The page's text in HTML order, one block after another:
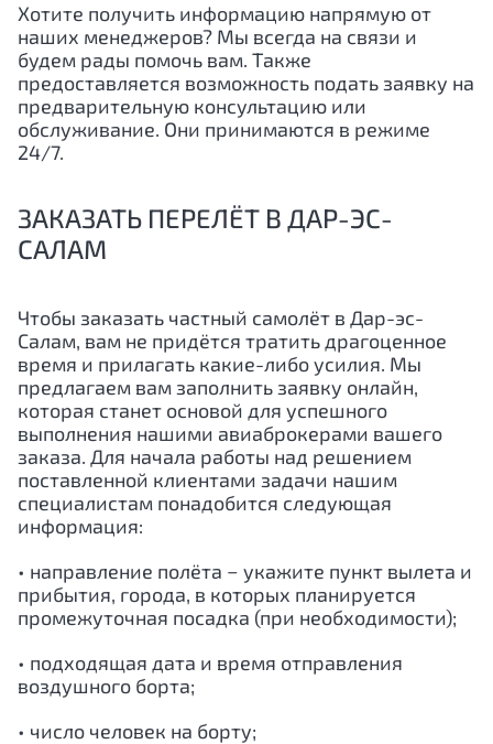
Хотите получить информацию напрямую от
наших менеджеров? Мы всегда на связи и
будем рады помочь вам. Также
предоставляется возможность подать заявку на
предварительную консультацию или
обслуживание. Они принимаются в режиме
24/7.
ЗАКАЗАТЬ ПЕРЕЛЁТ В ДАР-ЭС-
САЛАМ
Чтобы заказать частный самолёт в Дар-эс-
Салам, вам не придётся тратить драгоценное
время и прилагать какие-либо усилия. Мы
предлагаем вам заполнить заявку онлайн,
которая станет основой для успешного
выполнения нашими авиаброкерами вашего
заказа. Для начала работы над решением
поставленной клиентами задачи нашим
специалистам понадобится следующая
информация:
• направление полёта − укажите пункт вылета и
прибытия, города, в которых планируется
промежуточная посадка (при необходимости);
• подходящая дата и время отправления
воздушного борта;
• число человек на борту;